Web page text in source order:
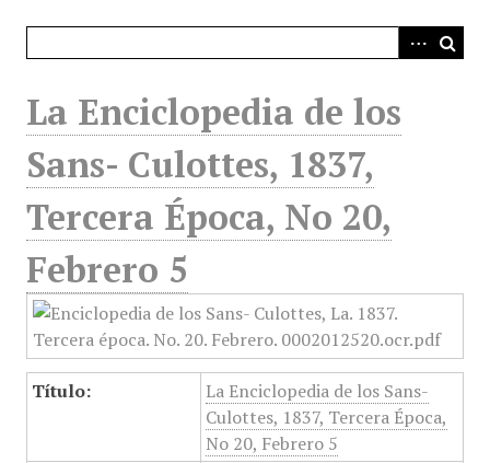
La Enciclopedia de los
Sans- Culottes, 1837,
Tercera Época, No 20,
Febrero 5
Título:
La Enciclopedia de los Sans-
Culottes, 1837, Tercera Época,
No 20, Febrero 5